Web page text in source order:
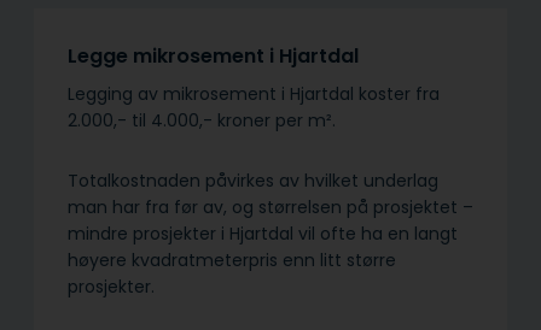
Legge mikrosement i Hjartdal
Legging av mikrosement i Hjartdal koster fra
2.000,- til 4.000,- kroner per m².
Totalkostnaden påvirkes av hvilket underlag
man har fra før av, og størrelsen på prosjektet –
mindre prosjekter i Hjartdal vil ofte ha en langt
høyere kvadratmeterpris enn litt større
prosjekter.